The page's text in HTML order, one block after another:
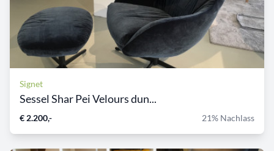
Signet
Sessel Shar Pei Velours dun...
€ 2.200,- 21% Nachlass